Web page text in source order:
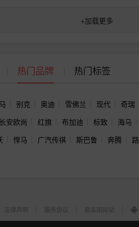
+加载更多
热门品牌 热门标签
别克 奥迪 雪佛兰 现代 奇瑞
长安欧尚 红旗 布加迪 标致 海马
悍马 广汽传祺 斯巴鲁 奔腾
法律声明 服务协议 易车国际站